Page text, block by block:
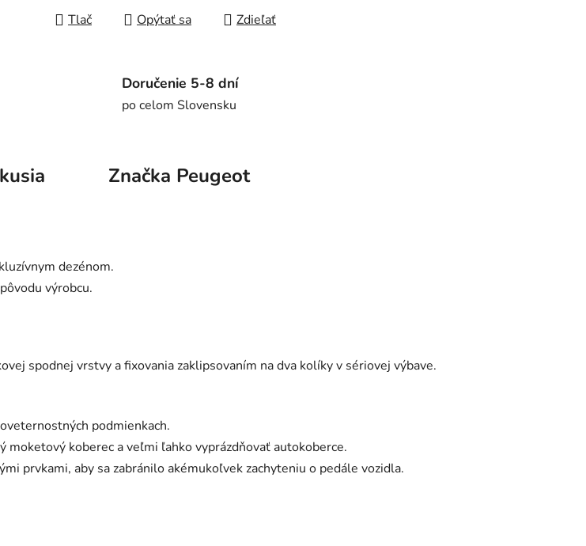
Tlač Opýtať sa Zdieľať
Doručenie 5-8 dní
po celom Slovensku
Značka Peugeot
dezénom.
výrobcu.
spodnej vrstvy a fixovania zaklipsovaním na dva kolíky v sériovej výbave.
podmienkach.
koberec a veľmi ľahko vyprázdňovať autokoberce.
prvkami, aby sa zabránilo akémukoľvek zachyteniu o pedále vozidla.